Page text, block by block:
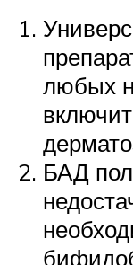
любых
БАД